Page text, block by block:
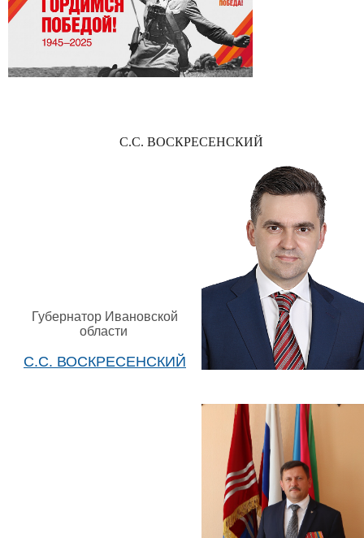
С.С. ВОСКРЕСЕНСКИЙ
Губернатор Ивановской
области
С.С. ВОСКРЕСЕНСКИЙ